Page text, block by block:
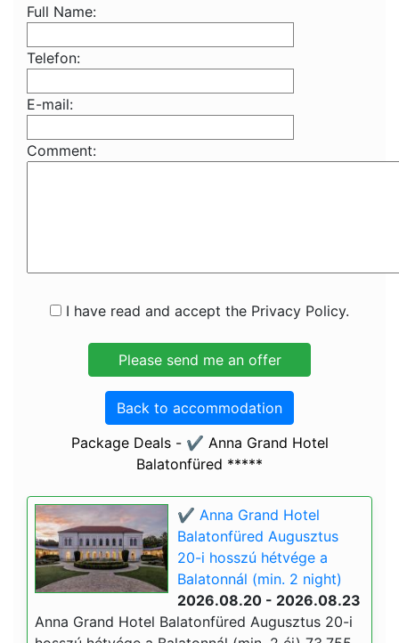
Full Name:
Telefon:
E-mail:
Comment:
I have read and accept the Privacy Policy.
Back to accommodation
Package Deals - ✔️ Anna Grand Hotel
Balatonfüred *****
✔️ Anna Grand Hotel
Balatonfüred Augusztus
20-i hosszú hétvége a
Balatonnál (min. 2 night)
2026.08.20 - 2026.08.23
Anna Grand Hotel Balatonfüred Augusztus 20-i